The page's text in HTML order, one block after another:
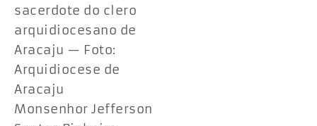
sacerdote do clero
arquidiocesano de
Aracaju — Foto:
Arquidiocese de
Aracaju
Monsenhor Jefferson